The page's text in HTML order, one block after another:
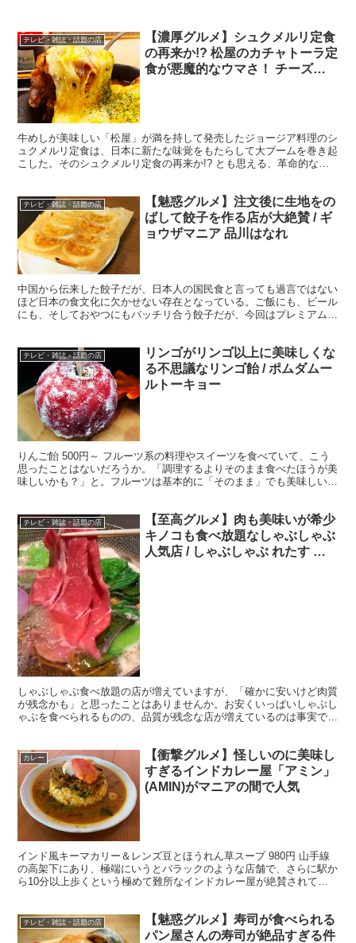
テレビ・雑誌・話題の店
【濃厚グルメ】シュクメルリ定食
の再来か!? 松屋のカチャトーラ定
食が悪魔的なウマさ！ チーズの
牛めしが美味しい「松屋」が満を持して発売したジョージア料理のシ
ュクメルリ定食は、日本に新たな味覚をもたらして大ブームを巻き起
こした。そのシュクメルリ定食の再来か!? とも思える、革命的なメ
テレビ・雑誌・話題の店
【魅惑グルメ】注文後に生地をの
ばして餃子を作る店が大絶賛 / ギ
ョウザマニア 品川はなれ
中国から伝来した餃子だが、日本人の国民食と言っても過言ではない
ほど日本の食文化に欠かせない存在となっている。ご飯にも、ビール
にも、そしておやつにもバッチリ合う餃子だが、今回はプレミアムな
テレビ・雑誌・話題の店
リンゴがリンゴ以上に美味しくな
る不思議なリンゴ飴 / ポムダムー
ルトーキョー
りんご飴 500円～ フルーツ系の料理やスイーツを食べていて、こう
思ったことはないだろうか。「調理するよりそのまま食べたほうが美
味しいかも？」と。フルーツは基本的に「そのまま」でも美味しいも
テレビ・雑誌・話題の店
【至高グルメ】肉も美味いが希少
キノコも食べ放題なしゃぶしゃぶ
人気店 / しゃぶしゃぶ れたす 中
しゃぶしゃぶ食べ放題の店が増えていますが、「確かに安いけど肉質
が残念かも」と思ったことはありませんか。お安くいっぱいしゃぶし
ゃぶを食べられるものの、品質が残念な店が増えているのは事実で
カレー
【衝撃グルメ】怪しいのに美味し
すぎるインドカレー屋「アミン」
(AMIN)がマニアの間で人気
インド風キーマカリー＆レンズ豆とほうれん草スープ 980円 山手線
の高架下にあり、極端にいうとバラックのような店舗で、さらに駅か
ら10分以上歩くという極めて難所なインドカレー屋が絶賛されてい
テレビ・雑誌・話題の店
【魅惑グルメ】寿司が食べられる
パン屋さんの寿司が絶品すぎる件